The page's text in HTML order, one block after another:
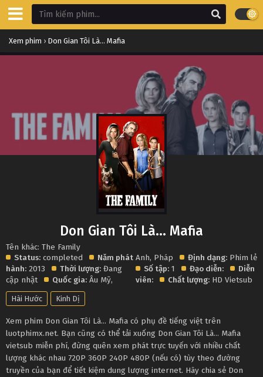
Xem phim › Don Gian Tôi Là... Mafia
Don Gian Tôi Là... Mafia
Tên khác: The Family
Status: completed
Năm phát
hành: 2013 Thời lượng: Đang
cập nhật
Quốc gia: Âu Mỹ,
Anh, Pháp Định dạng: Phim lẻ
Số tập: 1 Đạo diễn:
Diễn
viên:
Chất lượng: HD Vietsub
Hài Hước Kinh Dị
Xem phim Don Gian Tôi Là... Mafia có phụ đề tiếng việt trên
luotphimx.net. Bạn cũng có thể tải xuống Don Gian Tôi Là... Mafia
vietsub miễn phí, đừng quên xem phát trực tuyến với nhiều chất
lượng khác nhau 720P 360P 240P 480P (nếu có) tùy theo đường
truyền của bạn để tiết kiệm dung lượng internet. Hãy chia sẻ Don